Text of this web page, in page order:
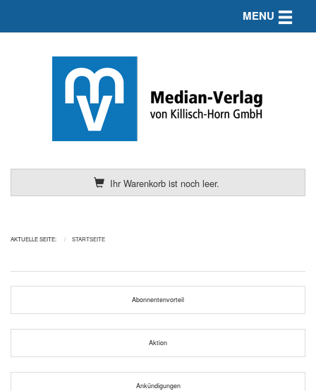
Ihr Warenkorb ist noch leer.
MENU Toggle
AKTUELLE SEITE: STARTSEITE
Abonnentenvorteil
Aktion
Ankündigungen